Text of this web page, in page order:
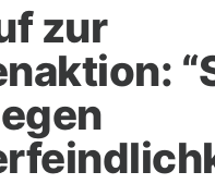
zur